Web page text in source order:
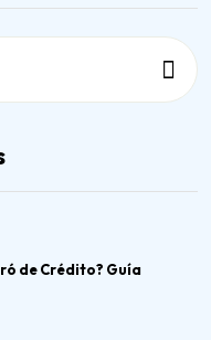
de Crédito? Guía